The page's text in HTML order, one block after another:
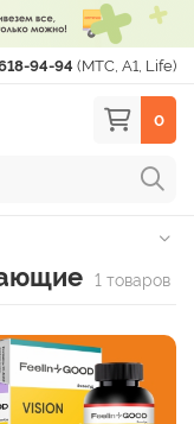
94-94 (МТС, A1, Life)
0
1 товаров